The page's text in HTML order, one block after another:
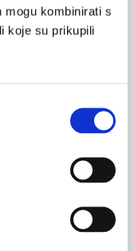
mogu kombinirati s
koje su prikupili
mjehura
pomoću